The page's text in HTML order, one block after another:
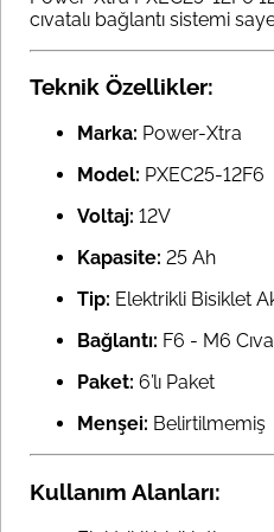
cıvatalı bağlantı sistemi
Teknik Özellikler:
Marka: Power-Xtra
Model: PXEC25-12F6
Voltaj: 12V
Kapasite: 25 Ah
Tip: Elektrikli Bisiklet
Bağlantı: F6 - M6
Paket: 6’lı Paket
Menşei: Belirtilmemiş
Kullanım Alanları: